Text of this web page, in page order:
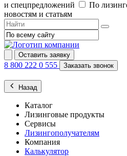
и спецпредложений
По
новостям и статьям
Оставить заявку
8 800 222 0 555 Заказать звонок
Назад
Каталог
Лизинговые продукты
Сервисы
Лизингополучателям
Компания
Калькулятор